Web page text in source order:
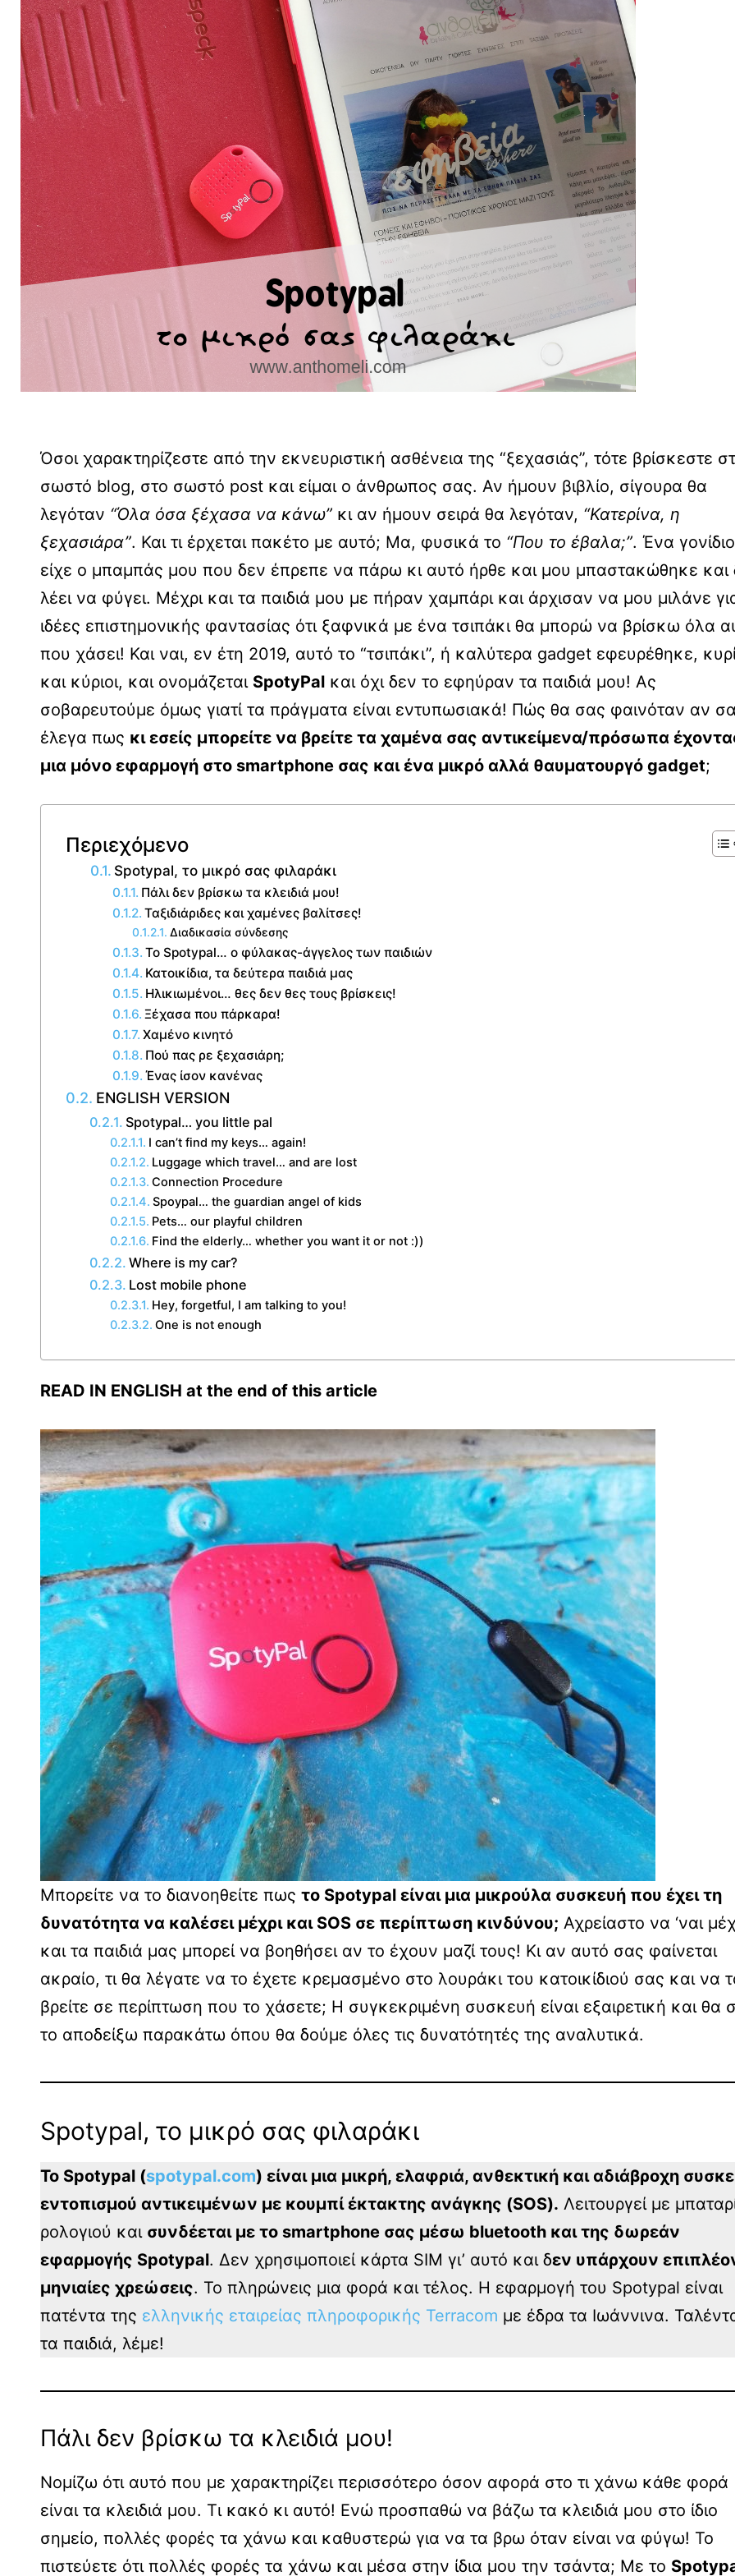
Όσοι χαρακτηρίζεστε από την εκνευριστική ασθένεια της “ξεχασιάς”, τότε βρίσκεστε
σωστό blog, στο σωστό post και είμαι ο άνθρωπος σας. Αν ήμουν βιβλίο, σίγουρα θα
λεγόταν “Όλα όσα ξέχασα να κάνω” κι αν ήμουν σειρά θα λεγόταν, “Κατερίνα, η
ξεχασιάρα”. Και τι έρχεται πακέτο με αυτό; Μα, φυσικά το “Που το έβαλα;”. Ένα γονίδιο
είχε ο μπαμπάς μου που δεν έπρεπε να πάρω κι αυτό ήρθε και μου μπαστακώθηκε και
λέει να φύγει. Μέχρι και τα παιδιά μου με πήραν χαμπάρι και άρχισαν να μου μιλάνε
ιδέες επιστημονικής φαντασίας ότι ξαφνικά με ένα τσιπάκι θα μπορώ να βρίσκω όλα
που χάσει! Και ναι, εν έτη 2019, αυτό το “τσιπάκι”, ή καλύτερα gadget εφευρέθηκε,
και κύριοι, και ονομάζεται SpotyPal και όχι δεν το εφηύραν τα παιδιά μου! Ας
σοβαρευτούμε όμως γιατί τα πράγματα είναι εντυπωσιακά! Πώς θα σας φαινόταν αν
έλεγα πως κι εσείς μπορείτε να βρείτε τα χαμένα σας αντικείμενα/πρόσωπα
μια μόνο εφαρμογή στο smartphone σας και ένα μικρό αλλά θαυματουργό gadget;
Περιεχόμενο
Spotypal, το μικρό σας φιλαράκι
Πάλι δεν βρίσκω τα κλειδιά μου!
Ταξιδιάριδες και χαμένες βαλίτσες!
Διαδικασία σύνδεσης
Το Spotypal… o φύλακας-άγγελος των παιδιών
Κατοικίδια, τα δεύτερα παιδιά μας
Ηλικιωμένοι… θες δεν θες τους βρίσκεις!
Ξέχασα που πάρκαρα!
Χαμένο κινητό
Πού πας ρε ξεχασιάρη;
Ένας ίσον κανένας
ENGLISH VERSION
Spotypal… you little pal
Ι can’t find my keys… again!
Luggage which travel… and are lost
Connection Procedure
Spoypal… the guardian angel of kids
Pets… our playful children
Find the elderly… whether you want it or not :))
Where is my car?
Lost mobile phone
Hey, forgetful, I am talking to you!
One is not enough
READ IN ENGLISH at the end of this article
Μπορείτε να το διανοηθείτε πως το Spotypal είναι μια μικρούλα συσκευή που έχει τη
δυνατότητα να καλέσει μέχρι και SOS σε περίπτωση κινδύνου; Αχρείαστο να ‘ναι
και τα παιδιά μας μπορεί να βοηθήσει αν το έχουν μαζί τους! Κι αν αυτό σας φαίνεται
ακραίο, τι θα λέγατε να το έχετε κρεμασμένο στο λουράκι του κατοικίδιού σας και να
βρείτε σε περίπτωση που το χάσετε; Η συγκεκριμένη συσκευή είναι εξαιρετική και θα
το αποδείξω παρακάτω όπου θα δούμε όλες τις δυνατότητές της αναλυτικά.
Spotypal, το μικρό σας φιλαράκι
Το Spotypal (spotypal.com) είναι μια μικρή, ελαφριά, ανθεκτική και αδιάβροχη
εντοπισμού αντικειμένων με κουμπί έκτακτης ανάγκης (SOS). Λειτουργεί με
ρολογιού και συνδέεται με το smartphone σας μέσω bluetooth και της δωρεάν
εφαρμογής Spotypal. Δεν χρησιμοποιεί κάρτα SIM γι’ αυτό και δεν υπάρχουν
μηνιαίες χρεώσεις. Το πληρώνεις μια φορά και τέλος. H εφαρμογή του Spotypal είναι
πατέντα της ελληνικής εταιρείας πληροφορικής Terracom με έδρα τα Ιωάννινα.
τα παιδιά, λέμε!
Πάλι δεν βρίσκω τα κλειδιά μου!
Νομίζω ότι αυτό που με χαρακτηρίζει περισσότερο όσον αφορά στο τι χάνω κάθε φορά
είναι τα κλειδιά μου. Τι κακό κι αυτό! Ενώ προσπαθώ να βάζω τα κλειδιά μου στο ίδιο
σημείο, πολλές φορές τα χάνω και καθυστερώ για να τα βρω όταν είναι να φύγω! Το
πιστεύετε ότι πολλές φορές τα χάνω και μέσα στην ίδια μου την τσάντα; Με το